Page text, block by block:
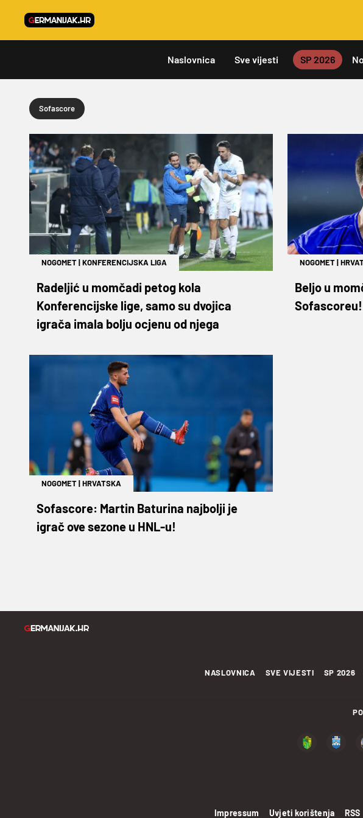
Naslovnica Sve vijesti SP 2026
Sofascore
NOGOMET|KONFERENCIJSKA LIGA
Radeljić u momčadi petog kola
Konferencijske lige, samo su dvojica
igrača imala bolju ocjenu od njega
NOGOMET|
Beljo u
Sofascoreu!
NOGOMET|HRVATSKA
Sofascore: Martin Baturina najbolji je
igrač ove sezone u HNL-u!
NASLOVNICA SVE VIJESTI SP 2026
Impressum Uvjeti korištenja RSS